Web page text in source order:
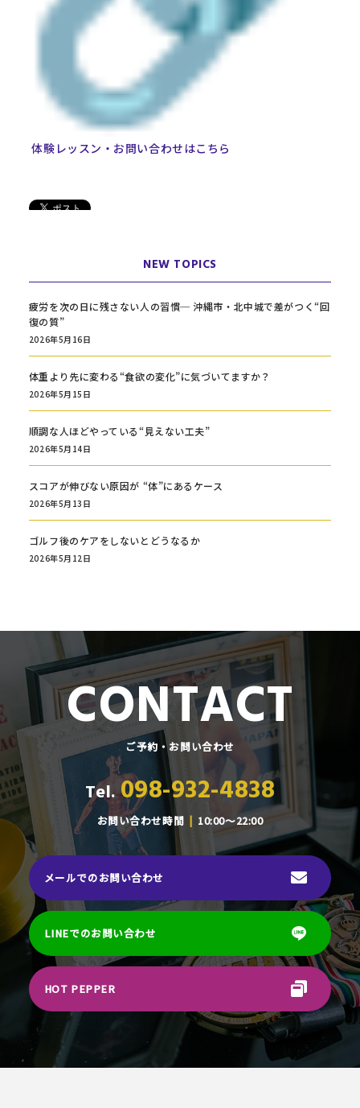
体験レッスン・お問い合わせはこちら
NEW TOPICS
疲労を次の日に残さない人の習慣─ 沖縄市・北中城で差がつく“回
復の質”
2026年5月16日
体重より先に変わる“食欲の変化”に気づいてますか？
2026年5月15日
順調な人ほどやっている“見えない工夫”
2026年5月14日
スコアが伸びない原因が “体”にあるケース
2026年5月13日
ゴルフ後のケアをしないとどうなるか
2026年5月12日
CONTACT
ご予約・お問い合わせ
Tel.098-932-4838
お問い合わせ時間 10:00～22:00
メールでのお問い合わせ
LINEでのお問い合わせ
HOT PEPPER